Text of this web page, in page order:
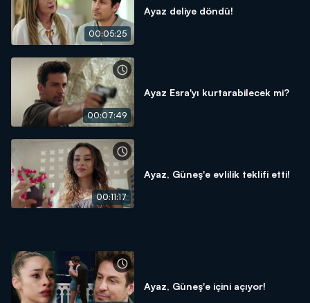
00:05:25
Ayaz deliye döndü!
00:07:49
Ayaz Esra'yı kurtarabilecek mi?
00:11:17
Ayaz, Güneş'e evlilik teklifi etti!
Ayaz, Güneş'e içini açıyor!